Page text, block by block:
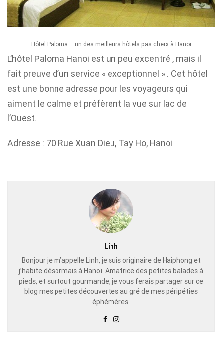
Hôtel Paloma – un des meilleurs hôtels pas chers à Hanoi
L’hôtel Paloma Hanoi est un peu excentré , mais il
fait preuve d’un service « exceptionnel » . Cet hôtel
est une bonne adresse pour les voyageurs qui
aiment le calme et préfèrent la vue sur lac de
l’Ouest.
Adresse : 70 Rue Xuan Dieu, Tay Ho, Hanoi
Linh
Bonjour je m’appelle Linh, je suis originaire de Haiphong et
j’habite désormais à Hanoï. Amatrice des petites balades à
pieds, et surtout gourmande, je vous ferais partager sur ce
blog mes petites découvertes au gré de mes péripéties
éphémères.